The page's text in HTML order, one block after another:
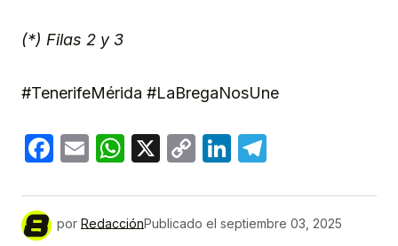
(*) Filas 2 y 3
#TenerifeMérida #LaBregaNosUne
Facebook
EmailWhatsApp
X
CopyLinkedIn
por RedacciónPublicado el septiembre 03, 2025